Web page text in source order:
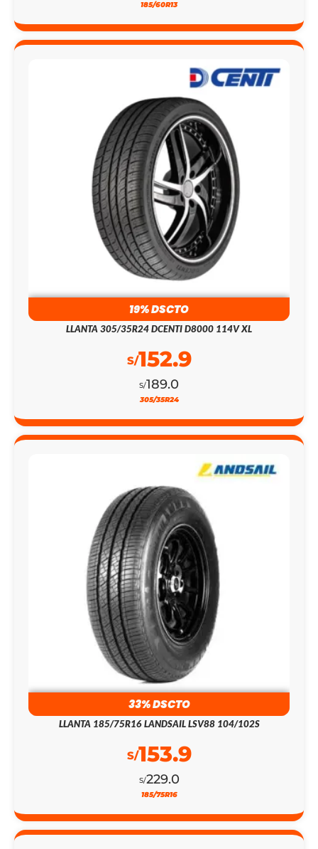
19% DSCTO
LLANTA 305/35R24 DCENTI D8000 114V XL
189.0
152.9
305/35R24
33% DSCTO
LLANTA 185/75R16 LANDSAIL LSV88 104/102S
229.0
153.9
185/75R16